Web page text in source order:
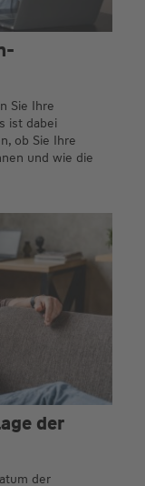
Sie Ihre
ist dabei
ob Sie Ihre
und wie die
der
der